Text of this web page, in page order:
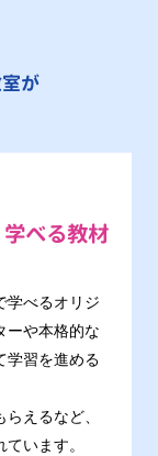
が
べる教材
学べるオリジ
ーや本格的な
学習を進める
えるなど、
います。